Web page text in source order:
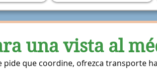
una vista al
que coordine, ofrezca transporte